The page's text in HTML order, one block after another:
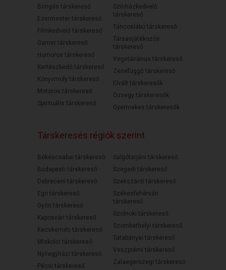
Bringás társkereső
Ezermester társkereső
Filmkedvelő társkereső
Gamer társkereső
Humoros társkereső
Kertészkedő társkereső
Könyvmoly társkereső
Motoros társkereső
Spirituális társkereső
Színházkedvelő
társkereső
Táncoslábú társkereső
Társasjátékozós
társkereső
Vegetáriánus társkereső
Zenefüggő társkereső
Elvált társkeresők
Özvegy társkeresők
Gyermekes társkeresők
Társkeresés régiók szerint
Békéscsabai társkereső
Budapesti társkereső
Debreceni társkereső
Egri társkereső
Győri társkereső
Kaposvári társkereső
Kecskeméti társkereső
Miskolci társkereső
Nyíregyházi társkereső
Pécsi társkereső
Salgótarjáni társkereső
Szegedi társkereső
Szekszárdi társkereső
Székesfehérvári
társkereső
Szolnoki társkereső
Szombathelyi társkereső
Tatabányai társkereső
Veszprémi társkereső
Zalaegerszegi társkereső